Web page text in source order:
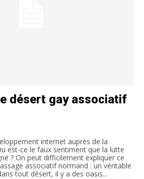
désert gay associatif
internet auprès de la
est-ce le faux sentiment que la lutte
? On peut difficilement expliquer ce
associatif normand : un véritable
désert. Mais comme dans tout désert, il y a des oasis...